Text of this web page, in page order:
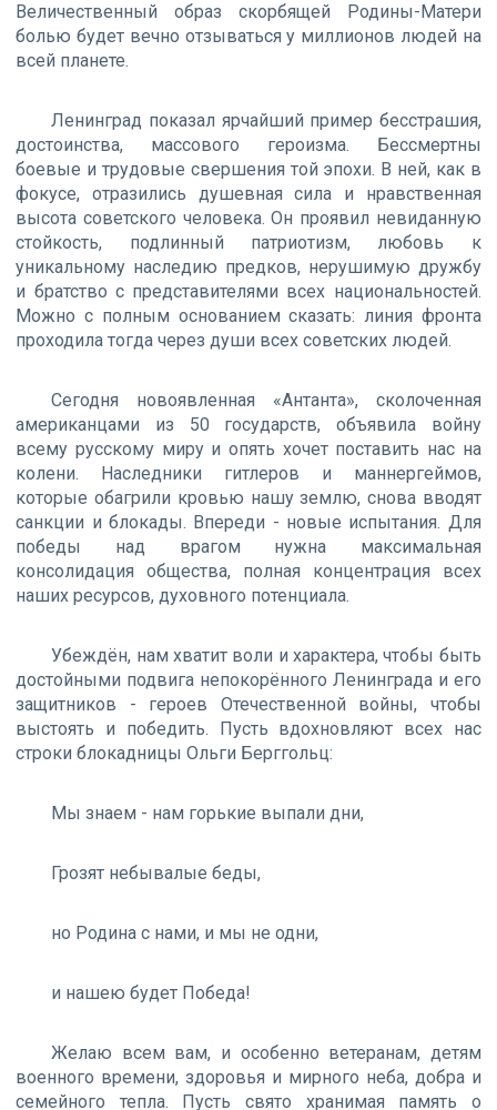
Величественный образ скорбящей Родины-Матери
болью будет вечно отзываться у миллионов людей на
всей планете.
Ленинград показал ярчайший пример бесстрашия,
достоинства, массового героизма. Бессмертны
боевые и трудовые свершения той эпохи. В ней, как в
фокусе, отразились душевная сила и нравственная
высота советского человека. Он проявил невиданную
стойкость, подлинный патриотизм, любовь к
уникальному наследию предков, нерушимую дружбу
и братство с представителями всех национальностей.
Можно с полным основанием сказать: линия фронта
проходила тогда через души всех советских людей.
Сегодня новоявленная «Антанта», сколоченная
американцами из 50 государств, объявила войну
всему русскому миру и опять хочет поставить нас на
колени. Наследники гитлеров и маннергеймов,
которые обагрили кровью нашу землю, снова вводят
санкции и блокады. Впереди - новые испытания. Для
победы над врагом нужна максимальная
консолидация общества, полная концентрация всех
наших ресурсов, духовного потенциала.
Убеждён, нам хватит воли и характера, чтобы быть
достойными подвига непокорённого Ленинграда и его
защитников - героев Отечественной войны, чтобы
выстоять и победить. Пусть вдохновляют всех нас
строки блокадницы Ольги Берггольц:
Мы знаем - нам горькие выпали дни,
Грозят небывалые беды,
но Родина с нами, и мы не одни,
и нашею будет Победа!
Желаю всем вам, и особенно ветеранам, детям
военного времени, здоровья и мирного неба, добра и
семейного тепла. Пусть свято хранимая память о